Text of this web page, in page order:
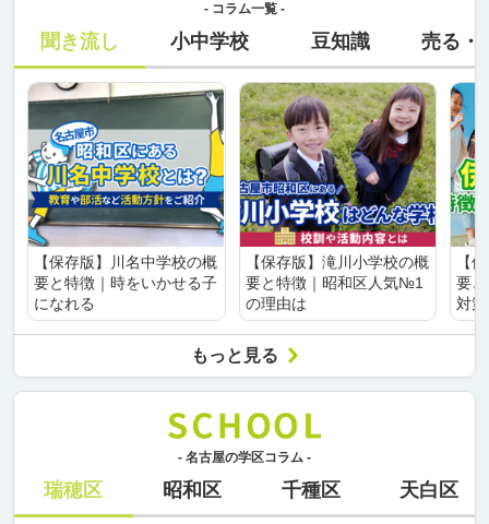
- コラム一覧 -
聞き流し 小中学校 豆知識 売る・
【保存版】川名中学校の概
要と特徴｜時をいかせる子
になれる
【保存版】滝川小学校の概
要と特徴｜昭和区人気№1
の理由は
【
要
対
もっと見る
- 名古屋の学区コラム -
瑞穂区 昭和区 千種区 天白区